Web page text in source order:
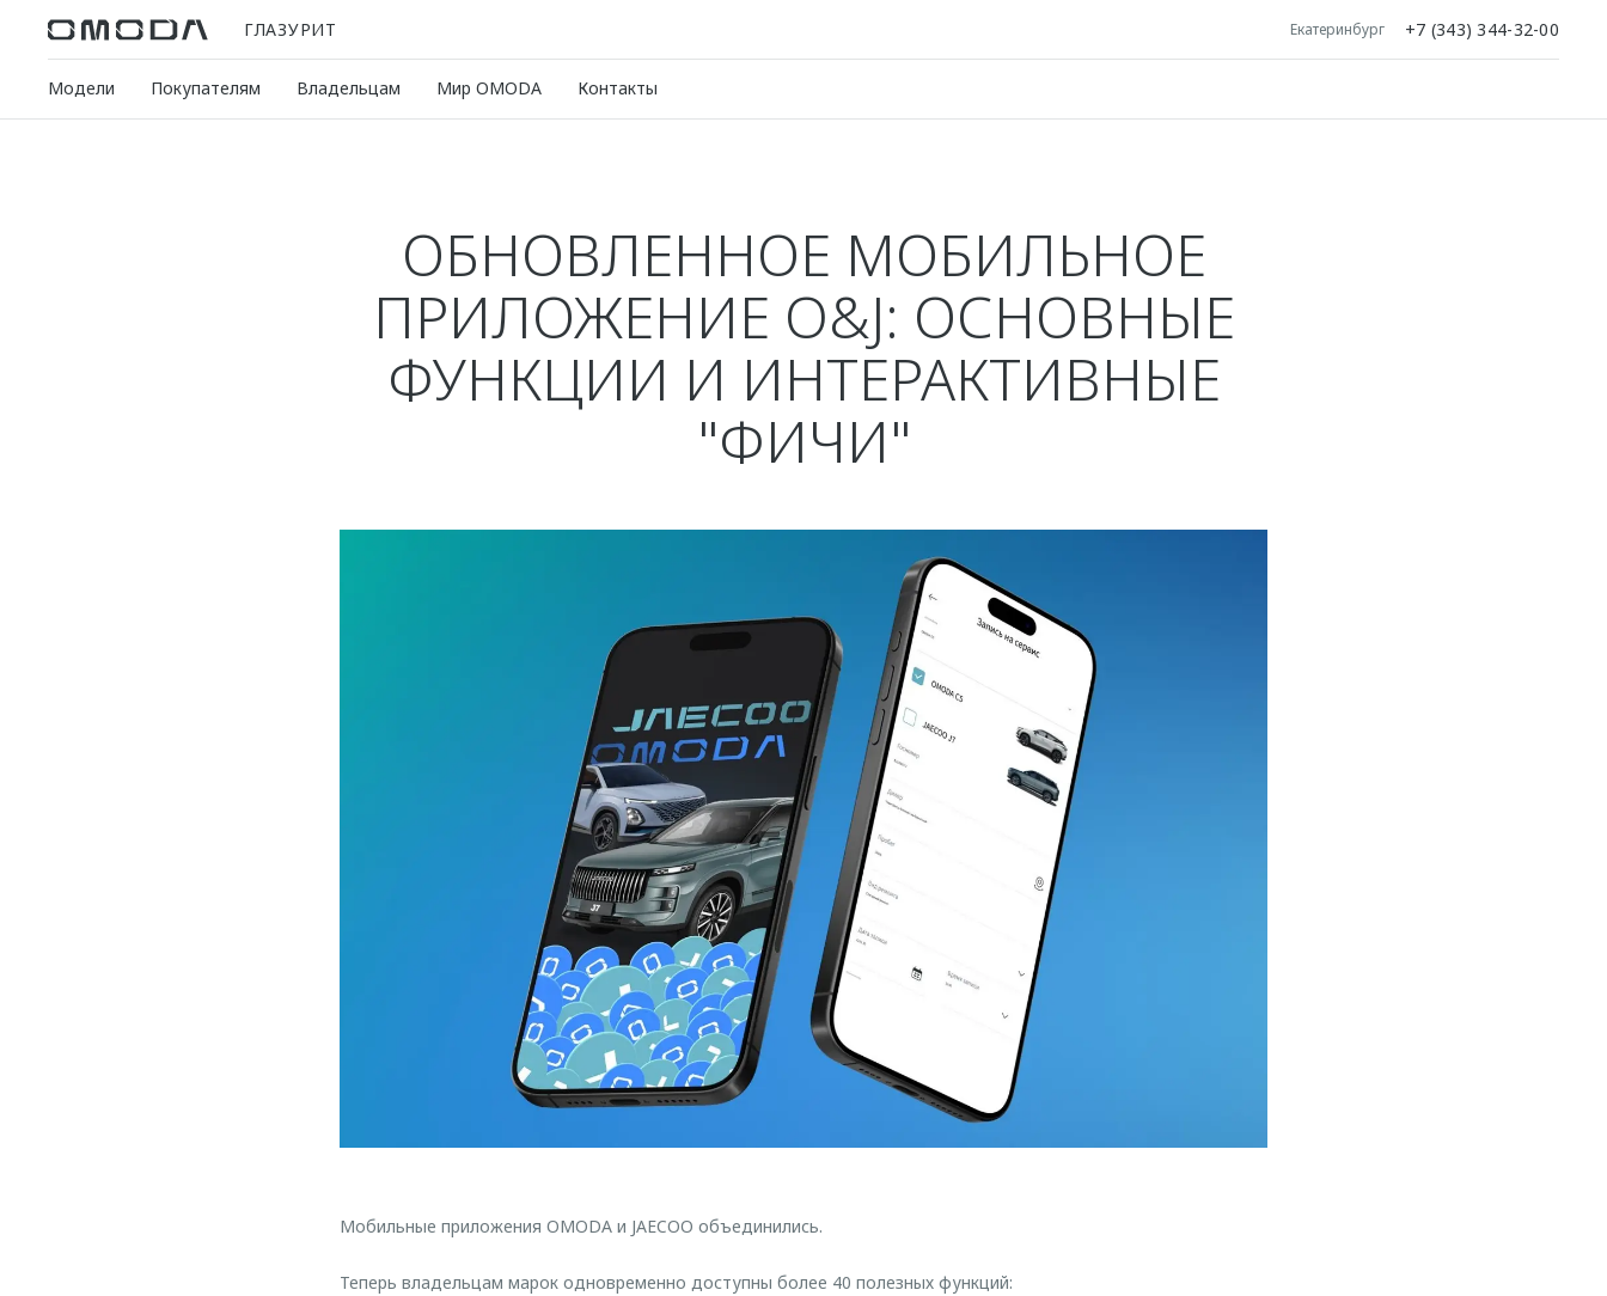
ГЛАЗУРИТ Екатеринбург +7 (343) 344-32-00
Модели Покупателям Владельцам Мир OMODA Контакты
ОБНОВЛЕННОЕ МОБИЛЬНОЕ
ПРИЛОЖЕНИЕ O&J: ОСНОВНЫЕ
ФУНКЦИИ И ИНТЕРАКТИВНЫЕ
"ФИЧИ"
Мобильные приложения OMODA и JAECOO объединились.
Теперь владельцам марок одновременно доступны более 40 полезных функций: